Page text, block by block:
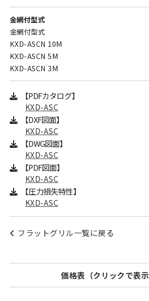
金網付型式
金網付型式
KXD-ASCN 10M
KXD-ASCN 5M
KXD-ASCN 3M
【PDFカタログ】
KXD-ASC
【DXF図面】
KXD-ASC
【DWG図面】
KXD-ASC
【PDF図面】
KXD-ASC
【圧力損失特性】
KXD-ASC
フラットグリル一覧に戻る
価格表（クリックで表示